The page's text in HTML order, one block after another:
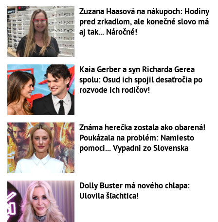
Zuzana Haasová na nákupoch: Hodiny
pred zrkadlom, ale konečné slovo má
aj tak... Náročné!
Kaia Gerber a syn Richarda Gerea
spolu: Osud ich spojil desaťročia po
rozvode ich rodičov!
Známa herečka zostala ako obarená!
Poukázala na problém: Namiesto
pomoci... Vypadni zo Slovenska
Dolly Buster má nového chlapa:
Ulovila šľachtica!